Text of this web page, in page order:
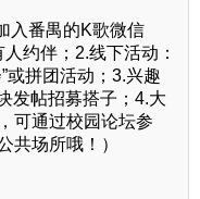
入番禺的K歌微信
约伴；2.线下活动：
或拼团活动；3.兴趣
发帖招募搭子；4.大
可通过校园论坛参
共场所哦！）